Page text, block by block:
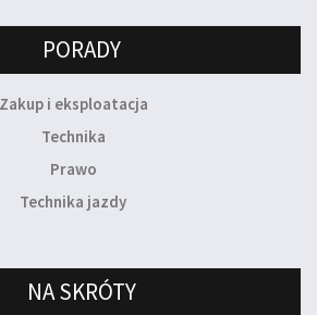
PORADY
Zakup i eksploatacja
Technika
Prawo
Technika jazdy
NA SKRÓTY